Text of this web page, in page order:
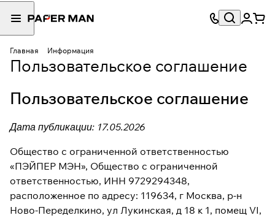
Главная Информация
Пользовательское соглашение
Пользовательское соглашение
Дата публикации: 17.05.2026
Общество с ограниченной ответственностью
«ПЭЙПЕР МЭН», Общество с ограниченной
ответственностью, ИНН 9729294348,
расположенное по адресу: 119634, г Москва, р-н
Ново-Переделкино, ул Лукинская, д 18 к 1, помещ VI,